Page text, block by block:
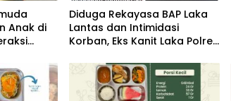
Anak di
Diduga Rekayasa BAP Laka
Lantas dan Intimidasi
Korban, Eks Kanit Laka Polres
Propam Polda Jatim